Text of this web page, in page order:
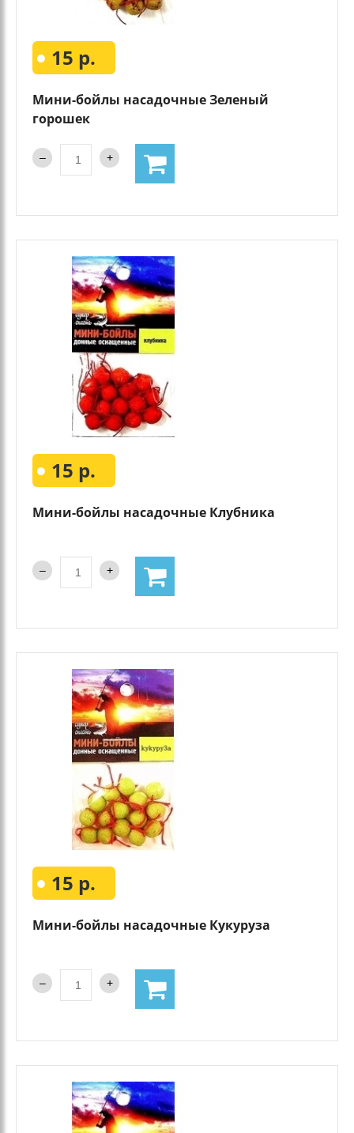
15 р.
Мини-бойлы насадочные Зеленый
горошек
15 р.
Мини-бойлы насадочные Клубника
15 р.
Мини-бойлы насадочные Кукуруза